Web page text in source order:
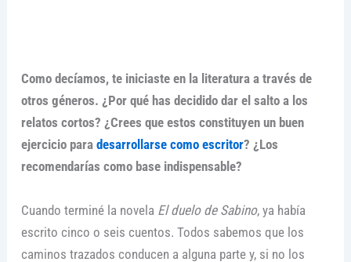
Como decíamos, te iniciaste en la literatura a través de
otros géneros. ¿Por qué has decidido dar el salto a los
relatos cortos? ¿Crees que estos constituyen un buen
ejercicio para desarrollarse como escritor? ¿Los
recomendarías como base indispensable?
Cuando terminé la novela El duelo de Sabino, ya había
escrito cinco o seis cuentos. Todos sabemos que los
caminos trazados conducen a alguna parte y, si no los